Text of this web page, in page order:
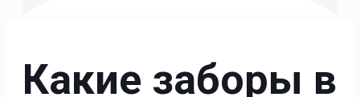
Какие заборы в